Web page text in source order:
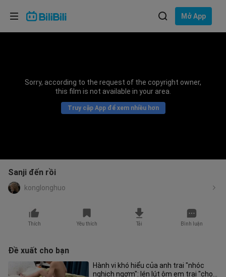
Mở App
Sorry, according to the request of the copyright owner,
this film is not available in your area.
Truy cập App để xem nhiều hơn
Sanji đến rồi
konglonghuo
Thích Yêu thích Tải Bình luận
Đề xuất cho bạn
Hành vi khó hiểu của anh trai "nhóc
nghịch ngợm": lén lút ôm em trai "cho
Lựa chọn ngôn ngữ
Bahasa Indonesia